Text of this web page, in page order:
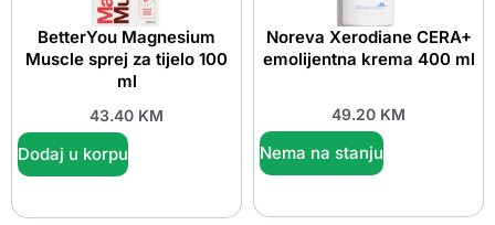
BetterYou Magnesium
Muscle sprej za tijelo 100
ml
43.40 KM
Dodaj u korpu
Noreva Xerodiane CERA+
emolijentna krema 400 ml
49.20 KM
Nema na stanju